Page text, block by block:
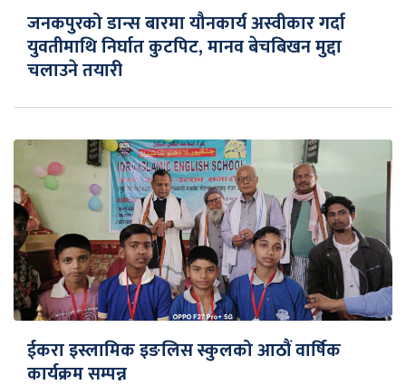
जनकपुरको डान्स बारमा यौनकार्य अस्वीकार गर्दा
युवतीमाथि निर्घात कुटपिट, मानव बेचबिखन मुद्दा
चलाउने तयारी
ईकरा इस्लामिक इङलिस स्कुलको आठौं वार्षिक
कार्यक्रम सम्पन्न